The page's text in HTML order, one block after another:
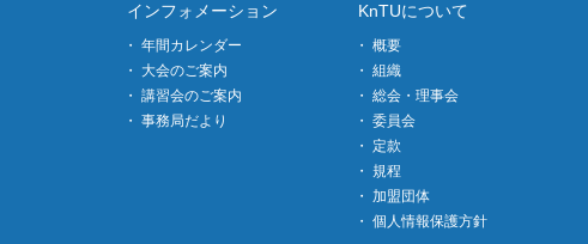
インフォメーション
年間カレンダー
大会のご案内
講習会のご案内
事務局だより
KnTUについて
概要
組織
総会・理事会
委員会
定款
規程
加盟団体
個人情報保護方針